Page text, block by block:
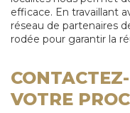
efficace. En travaillant
réseau de partenaires
rodée pour garantir la
VOTRE